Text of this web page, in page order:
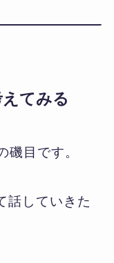
てみる
磯目です。
話していきた